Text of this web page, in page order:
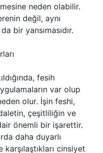
neden olabilir.
değil, aynı
bir yansımasıdır.
fesih
var olup
olur. İşin feshi,
çeşitliliğin ve
önemli bir işarettir.
daha duyarlı
cinsiyet